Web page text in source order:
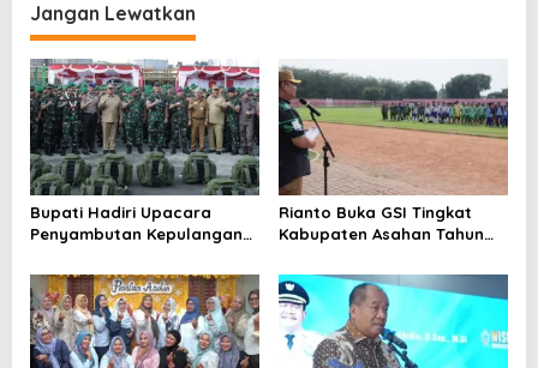
g
a
s
i
p
o
s
Jangan Lewatkan
Bupati Hadiri Upacara
Penyambutan Kepulangan
Tahun 2026
Rianto Buka GSI Tingkat
Kabupaten Asahan Tahun